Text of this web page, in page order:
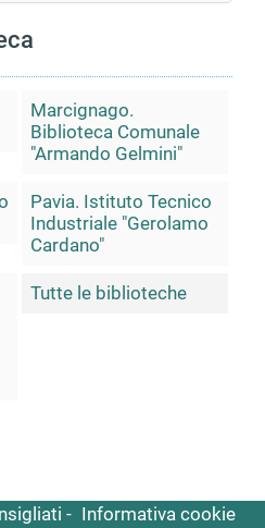
Marcignago.
Biblioteca Comunale
"Armando Gelmini"
Pavia. Istituto Tecnico
Industriale "Gerolamo
Cardano"
Tutte le biblioteche
Informativa cookie